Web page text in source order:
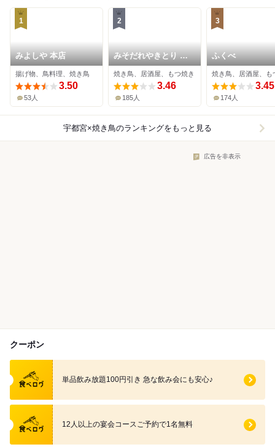
1
みよしや 本店
揚げ物、鳥料理、焼き鳥
3.50
53人
2
みそだれやきとり か
んちゃん
焼き鳥、居酒屋、もつ焼き
3.46
185人
3
ふくべ
焼き鳥、居酒屋、も
3.45
174人
宇都宮×焼き鳥のランキングをもっと見る
広告を非表示
クーポン
食べログ クーポン
単品飲み放題100円引き 急な飲み会にも安心♪
食べログ クーポン
12人以上の宴会コースご予約で1名無料